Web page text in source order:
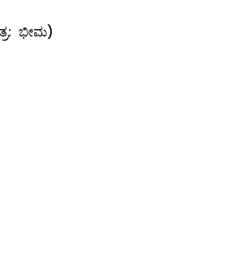
ಭೀಮ)